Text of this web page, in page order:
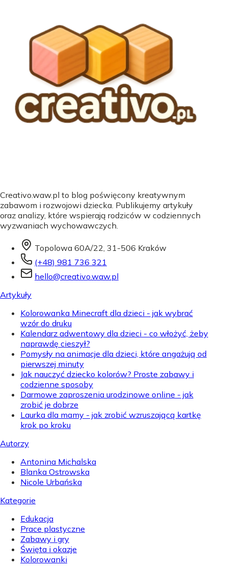
Creativo.waw.pl to blog poświęcony kreatywnym
zabawom i rozwojowi dziecka. Publikujemy artykuły
oraz analizy, które wspierają rodziców w codziennych
wyzwaniach wychowawczych.
Topolowa 60A/22, 31-506 Kraków
(+48) 981 736 321
hello@creativo.waw.pl
Artykuły
Kolorowanka Minecraft dla dzieci - jak wybrać
wzór do druku
Kalendarz adwentowy dla dzieci - co włożyć, żeby
naprawdę cieszył?
Pomysły na animacje dla dzieci, które angażują od
pierwszej minuty
Jak nauczyć dziecko kolorów? Proste zabawy i
codzienne sposoby
Darmowe zaproszenia urodzinowe online - jak
zrobić je dobrze
Laurka dla mamy - jak zrobić wzruszającą kartkę
krok po kroku
Autorzy
Antonina Michalska
Blanka Ostrowska
Nicole Urbańska
Kategorie
Edukacja
Prace plastyczne
Zabawy i gry
Święta i okazje
Kolorowanki